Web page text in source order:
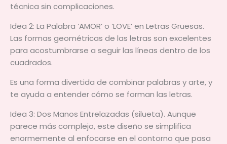
técnica sin complicaciones.
Idea 2: La Palabra ‘AMOR’ o ‘LOVE’ en Letras Gruesas.
Las formas geométricas de las letras son excelentes
para acostumbrarse a seguir las líneas dentro de los
cuadrados.
Es una forma divertida de combinar palabras y arte, y
te ayuda a entender cómo se forman las letras.
Idea 3: Dos Manos Entrelazadas (silueta). Aunque
parece más complejo, este diseño se simplifica
enormemente al enfocarse en el contorno que pasa